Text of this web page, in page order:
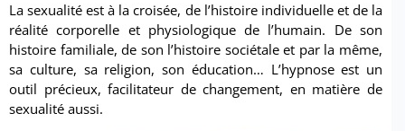
La sexualité est à la croisée, de l’histoire individuelle et de la
réalité corporelle et physiologique de l’humain. De son
histoire familiale, de son l’histoire sociétale et par la même,
sa culture, sa religion, son éducation… L’hypnose est un
outil précieux, facilitateur de changement, en matière de
sexualité aussi.